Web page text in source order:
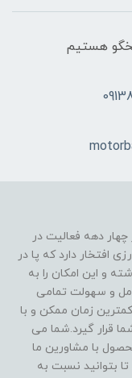
09138734936
دهه فعالیت در
افتخار دارد که پا در
و این امکان را به
و سهولت تمامی
زمان ممکن و با
قرار گیرد.شما می
با مشاورین ما
بتوانید نسبت به